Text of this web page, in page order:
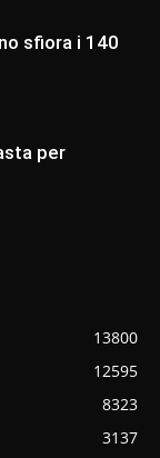
sfiora i 140
per
13800
12595
8323
3137